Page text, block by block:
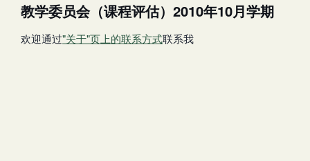
教学委员会（课程评估）2010年10月学期
欢迎通过"关于"页上的联系方式联系我